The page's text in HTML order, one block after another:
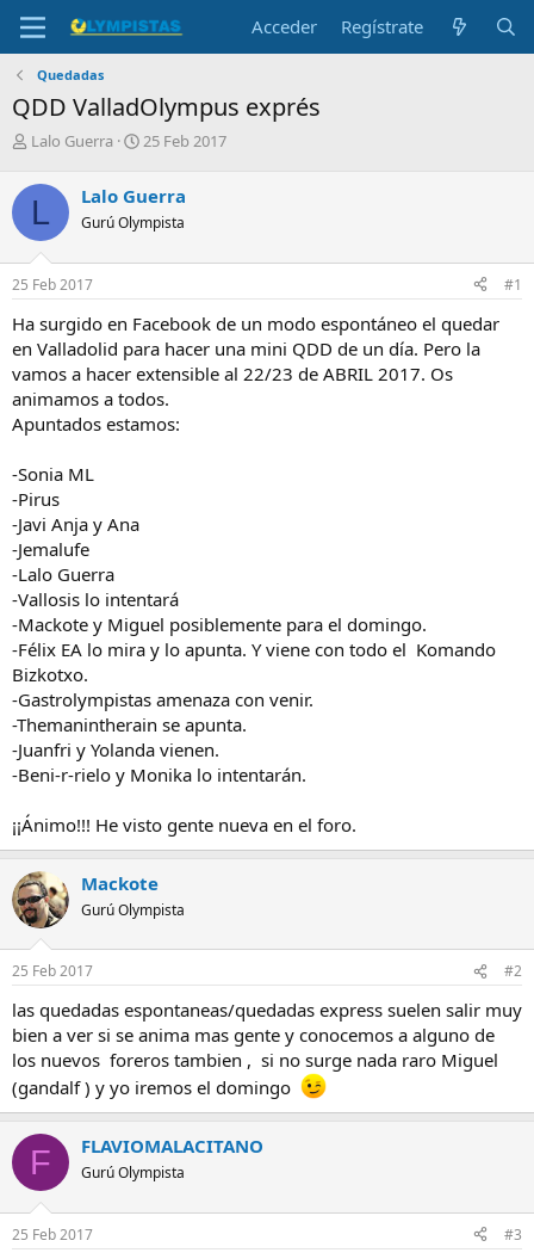
Acceder Regístrate
Quedadas
QDD ValladOlympus exprés
I
i
c
a
d
o
d
e
l
t
e
Lalo Guerra
F
h
a
e
i
c
i
o
25 Feb 2017
L Lalo Guerra
Gurú Olympista
25 Feb 2017 #1
Ha surgido en Facebook de un modo espontáneo el quedar
en Valladolid para hacer una mini QDD de un día. Pero la
vamos a hacer extensible al 22/23 de ABRIL 2017. Os
animamos a todos.
Apuntados estamos:
-Sonia ML
-Pirus
-Javi Anja y Ana
-Jemalufe
-Lalo Guerra
-Vallosis lo intentará
-Mackote y Miguel posiblemente para el domingo.
-Félix EA lo mira y lo apunta. Y viene con todo el Komando
Bizkotxo.
-Gastrolympistas amenaza con venir.
-Themanintherain se apunta.
-Juanfri y Yolanda vienen.
-Beni-r-rielo y Monika lo intentarán.
¡¡Ánimo!!! He visto gente nueva en el foro.
Mackote
Gurú Olympista
25 Feb 2017 #2
las quedadas espontaneas/quedadas express suelen salir muy
bien a ver si se anima mas gente y conocemos a alguno de
los nuevos foreros tambien , si no surge nada raro Miguel
(gandalf ) y yo iremos el domingo
F FLAVIOMALACITANO
Gurú Olympista
25 Feb 2017 #3